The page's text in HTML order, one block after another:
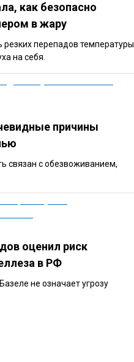
как безопасно
в жару
резких перепадов температуры
на себя.
причины
связан с обезвоживанием,
оценил риск
в РФ
не означает угрозу